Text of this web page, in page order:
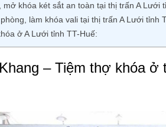
mở khóa két sắt an toàn tại thị trấn A Lưới
làm khóa vali tại thị trấn A Lưới tỉnh
ở A Lưới tỉnh TT-Huế:
– Tiệm thợ khóa